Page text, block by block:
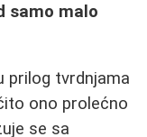
samo malo
prilog tvrdnjama
ono prolećno
se sa